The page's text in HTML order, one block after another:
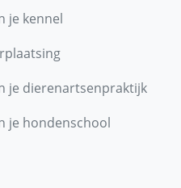
je kennel
je dierenartsenpraktijk
je hondenschool